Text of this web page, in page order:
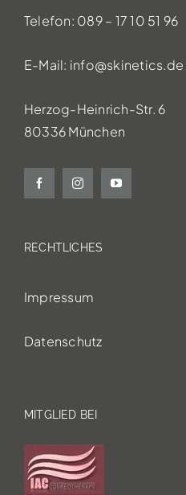
Telefon: 089 – 17 10 51 96
E-Mail: info@skinetics.de
Herzog-Heinrich-Str. 6
80336 München
RECHTLICHES
Impressum
Datenschutz
MITGLIED BEI